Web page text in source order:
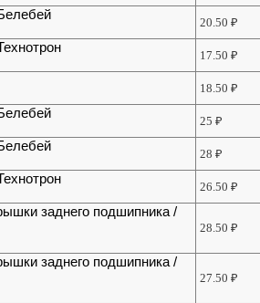
20.50₽
17.50₽
18.50₽
25₽
28₽
26.50₽
заднего подшипника /
28.50₽
заднего подшипника /
27.50₽